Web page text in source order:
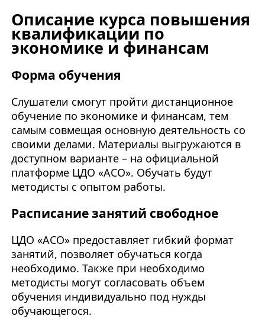
Описание курса повышения
квалификации по
экономике и финансам
Форма обучения
Слушатели смогут пройти дистанционное
обучение по экономике и финансам, тем
самым совмещая основную деятельность со
своими делами. Материалы выгружаются в
доступном варианте – на официальной
платформе ЦДО «АСО». Обучать будут
методисты с опытом работы.
Расписание занятий свободное
ЦДО «АСО» предоставляет гибкий формат
занятий, позволяет обучаться когда
необходимо. Также при необходимо
методисты могут согласовать объем
обучения индивидуально под нужды
обучающегося.